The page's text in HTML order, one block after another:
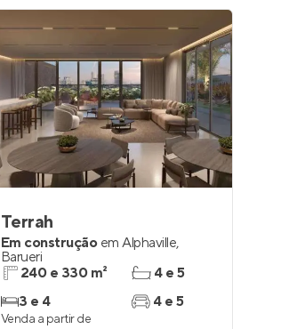
Terrah
Em construção em Alphaville,
Barueri
240 e 330 m²
3 e 4
4 e 5
4 e 5
Venda a partir de